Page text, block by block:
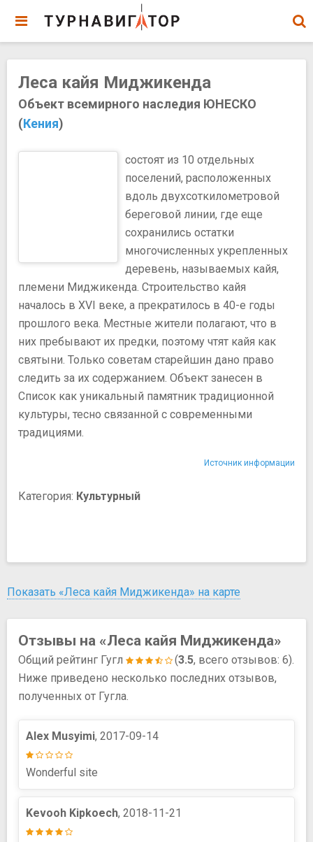
Леса кайя Миджикенда
Объект всемирного наследия ЮНЕСКО
(Кения)
состоят из 10 отдельных
поселений, расположенных
вдоль двухсоткилометровой
береговой линии, где еще
сохранились остатки
многочисленных укрепленных
деревень, называемых кайя,
племени Миджикенда. Строительство кайя
началось в XVI веке, а прекратилось в 40-е годы
прошлого века. Местные жители полагают, что в
них пребывают их предки, поэтому чтят кайя как
святыни. Только советам старейшин дано право
следить за их содержанием. Объект занесен в
Список как уникальный памятник традиционной
культуры, тесно связанной с современными
традициями.
Источник информации
Категория: Культурный
Показать «Леса кайя Миджикенда» на карте
Отзывы на «Леса кайя Миджикенда»
Общий рейтинг Гугл (3.5, всего отзывов: 6).
Ниже приведено несколько последних отзывов,
полученных от Гугла.
Alex Musyimi, 2017-09-14
Wonderful site
Kevooh Kipkoech, 2018-11-21